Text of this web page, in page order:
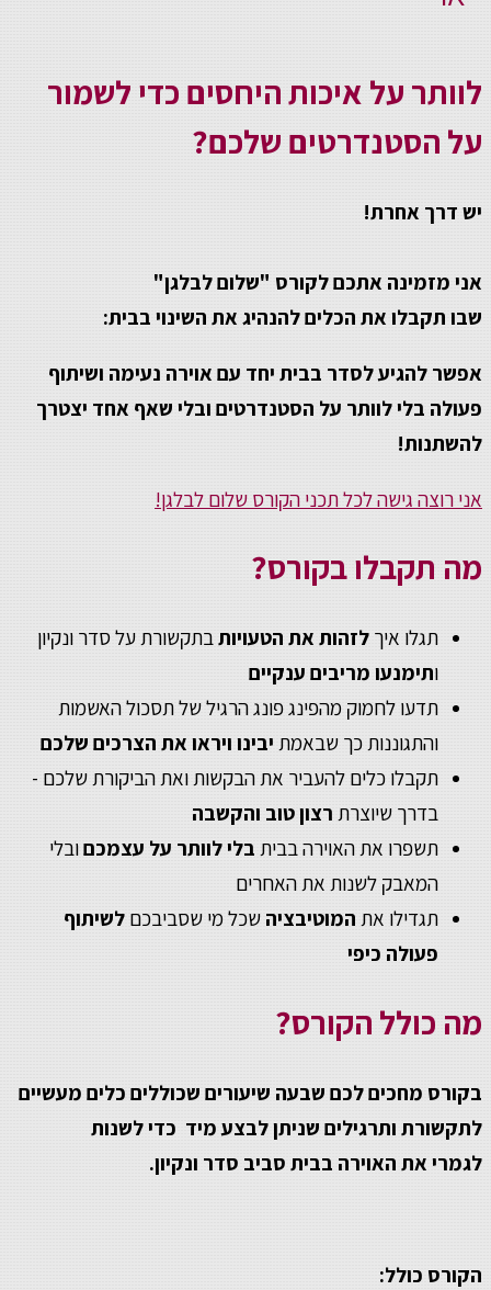
לוותר על איכות היחסים כדי לשמור
על הסטנדרטים שלכם?
יש דרך אחרת!
אני מזמינה אתכם לקורס "שלום לבלגן"
שבו תקבלו את הכלים להנהיג את השינוי בבית:
אפשר להגיע לסדר בבית יחד עם אוירה נעימה ושיתוף
פעולה בלי לוותר על הסטנדרטים ובלי שאף אחד יצטרך
להשתנות!
אני רוצה גישה לכל תכני הקורס שלום לבלגן!
מה תקבלו בקורס?
תגלו איך לזהות את הטעויותבתקשורת על סדר ונקיון
ותימנעו מריבים ענקיים
תדעו לחמוק מהפינג פונג הרגיל של תסכול האשמות
והתגוננות כך שבאמת יבינו ויראו את הצרכים שלכם
תקבלו כלים להעביר את הבקשות ואת הביקורת שלכם -
בדרך שיוצרת רצון טוב והקשבה
תשפרו את האוירה בבית בלי לוותר על עצמכםובלי
המאבק לשנות את האחרים
תגדילו את המוטיבציה שכל מי שסביבכם לשיתוף
פעולה כיפי
מה כולל הקורס?
בקורס מחכים לכם שבעה שיעורים שכוללים כלים מעשיים
לתקשורת ותרגילים שניתן לבצע מיד כדי לשנות
לגמרי את האוירה בבית סביב סדר ונקיון.
הקורס כולל: